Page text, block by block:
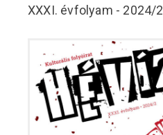
XXXI. évfolyam - 2024/2